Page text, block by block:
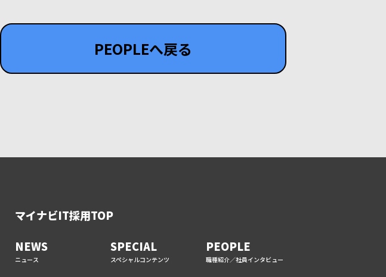
PEOPLEへ戻る
マイナビIT採用TOP
NEWS
ニュース
SPECIAL
スペシャルコンテンツ
PEOPLE
職種紹介／社員インタビュー